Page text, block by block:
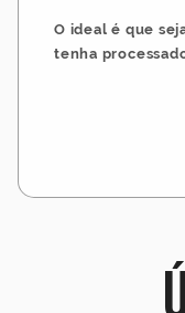
O ideal é que
tenha